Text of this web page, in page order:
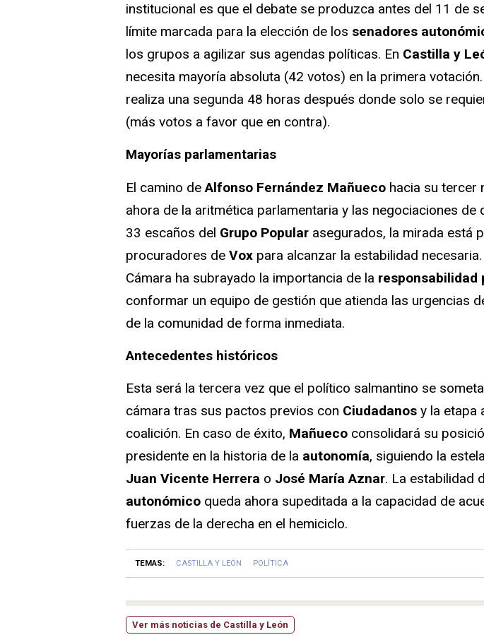
institucional es que el debate se produzca antes del 11 de
límite marcada para la elección de los senadores
los grupos a agilizar sus agendas políticas. En Castilla y
necesita mayoría absoluta (42 votos) en la primera
realiza una segunda 48 horas después donde solo se
(más votos a favor que en contra).
Mayorías parlamentarias
El camino deAlfonso Fernández Mañueco hacia su tercer
ahora de la aritmética parlamentaria y las negociaciones de
33 escaños del Grupo Popular asegurados, la mirada está
procuradores de Vox para alcanzar la estabilidad
Cámara ha subrayado la importancia de la responsabilidad
conformar un equipo de gestión que atienda las urgencias
de la comunidad de forma inmediata.
Antecedentes históricos
Esta será la tercera vez que el político salmantino se
cámara tras sus pactos previos con Ciudadanos y la etapa
coalición. En caso de éxito, Mañueco consolidará su
presidente en la historia de la autonomía, siguiendo la
Juan Vicente Herrera o José María Aznar. La estabilidad
autonómico queda ahora supeditada a la capacidad de
fuerzas de la derecha en el hemiciclo.
TEMAS: CASTILLA Y LEÓN POLÍTICA
Ver más noticias de Castilla y León